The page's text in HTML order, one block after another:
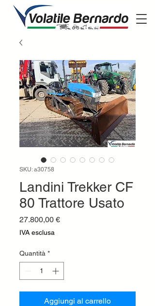
SKU: a30758
Landini Trekker CF
80 Trattore Usato
27.800,00 €Prezzo
IVA esclusa
Quantità *
Aggiungi al carrello